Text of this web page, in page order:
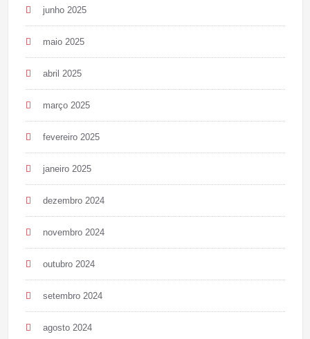
junho 2025
maio 2025
abril 2025
março 2025
fevereiro 2025
janeiro 2025
dezembro 2024
novembro 2024
outubro 2024
setembro 2024
agosto 2024